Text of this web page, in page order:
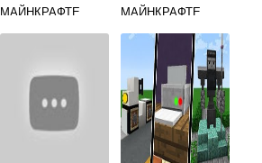
МАЙНКРАФТЕ
МАЙНКРАФТЕ